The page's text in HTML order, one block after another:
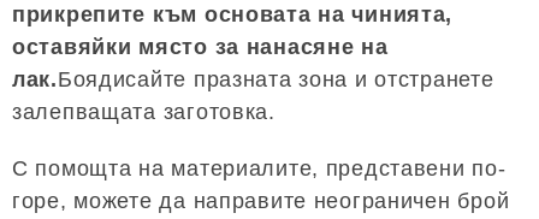
прикрепите към основата на чинията,
оставяйки място за нанасяне на
лак.Боядисайте празната зона и отстранете
залепващата заготовка.
С помощта на материалите, представени по-
горе, можете да направите неограничен брой